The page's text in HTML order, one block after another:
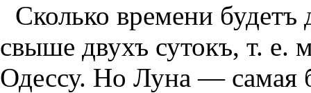
Сколько времени будетъ
свыше двухъ сутокъ, т. е.
Одессу. Но Луна — самая